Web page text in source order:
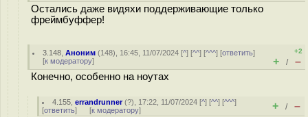
Остались даже видяхи поддерживающие только
фреймбуффер!
3.148 ,Аноним (148), 16:45, 11/07/2024 [^] [^^] [^^^] [ответить]
[к модератору]
+2
+ / –
Конечно, особенно на ноутах
4.155 ,errandrunner(?), 17:22, 11/07/2024 [^] [^^] [^^^]
[ответить] [к модератору] + / –